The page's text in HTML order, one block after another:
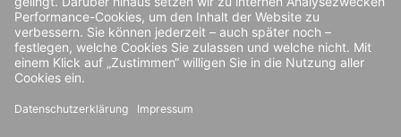
© 2026 4flow SE